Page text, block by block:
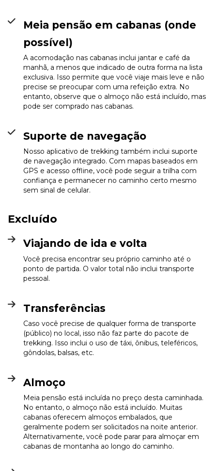
Meia pensão em cabanas (onde
possível)
A acomodação nas cabanas inclui jantar e café da
manhã, a menos que indicado de outra forma na lista
exclusiva. Isso permite que você viaje mais leve e não
precise se preocupar com uma refeição extra. No
entanto, observe que o almoço não está incluído, mas
pode ser comprado nas cabanas.
Suporte de navegação
Nosso aplicativo de trekking também inclui suporte
de navegação integrado. Com mapas baseados em
GPS e acesso offline, você pode seguir a trilha com
confiança e permanecer no caminho certo mesmo
sem sinal de celular.
Excluído
Viajando de ida e volta
Você precisa encontrar seu próprio caminho até o
ponto de partida. O valor total não inclui transporte
pessoal.
Transferências
Caso você precise de qualquer forma de transporte
(público) no local, isso não faz parte do pacote de
trekking. Isso inclui o uso de táxi, ônibus, teleféricos,
gôndolas, balsas, etc.
Almoço
Meia pensão está incluída no preço desta caminhada.
No entanto, o almoço não está incluído. Muitas
cabanas oferecem almoços embalados, que
geralmente podem ser solicitados na noite anterior.
Alternativamente, você pode parar para almoçar em
cabanas de montanha ao longo do caminho.